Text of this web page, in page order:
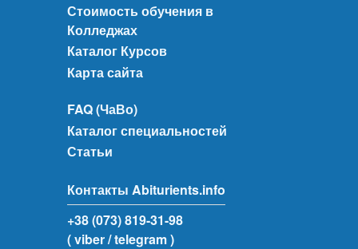
Стоимость обучения в
Колледжах
Каталог Курсов
Карта сайта
FAQ (ЧаВо)
Каталог специальностей
Статьи
Контакты Abiturients.info
+38 (073) 819-31-98
( viber/ telegram )